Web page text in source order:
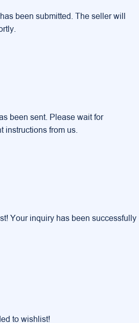
been submitted. The seller will
been sent. Please wait for
instructions from us.
Your inquiry has been successfully
to wishlist!